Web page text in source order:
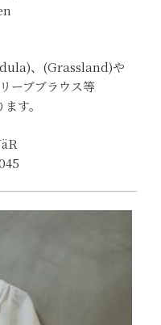
、(Grassland)や
ーブブラウス等
す。